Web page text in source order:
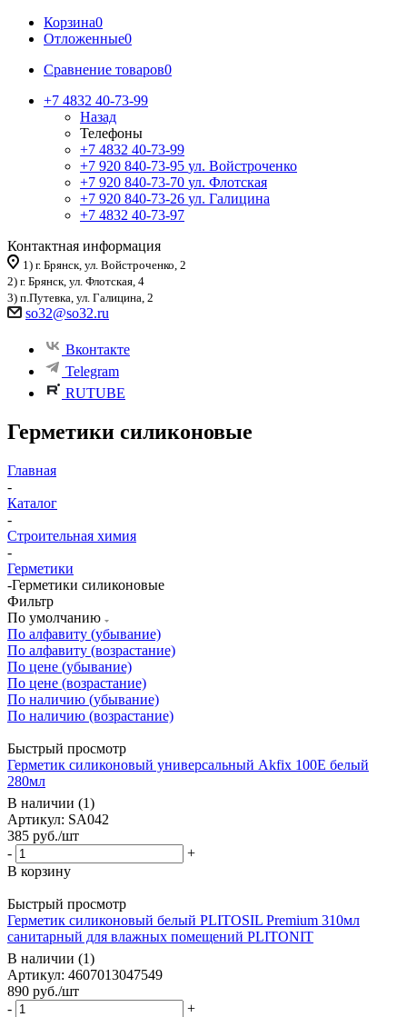
Корзина0
Отложенные0
Сравнение товаров0
+7 4832 40-73-99
Назад
Телефоны
+7 4832 40-73-99
+7 920 840-73-95 ул. Войстроченко
+7 920 840-73-70 ул. Флотская
+7 920 840-73-26 ул. Галицина
+7 4832 40-73-97
Контактная информация
1) г. Брянск, ул. Войстроченко, 2
2) г. Брянск, ул. Флотская, 4
3) п.Путевка, ул. Галицина, 2
so32@so32.ru
Вконтакте
Telegram
RUTUBE
Герметики силиконовые
Главная
-
Каталог
-
Строительная химия
-
Герметики
-Герметики силиконовые
Фильтр
По умолчанию
По алфавиту (убывание)
По алфавиту (возрастание)
По цене (убывание)
По цене (возрастание)
По наличию (убывание)
По наличию (возрастание)
Быстрый просмотр
Герметик силиконовый универсальный Akfix 100E белый
280мл
В наличии (1)
Артикул: SA042
385 руб./шт
-
+
В корзину
Быстрый просмотр
Герметик силиконовый белый PLITOSIL Premium 310мл
санитарный для влажных помещений PLITONIT
В наличии (1)
Артикул: 4607013047549
890 руб./шт
-
+